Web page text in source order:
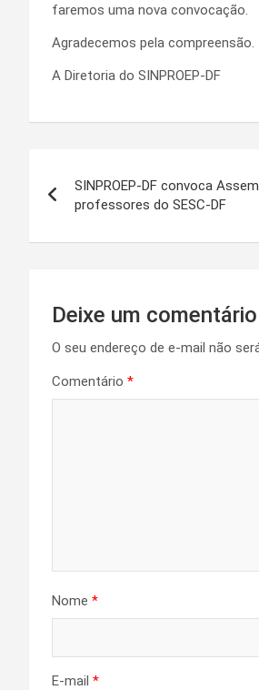
faremos uma nova convocação.
Agradecemos pela compreensão.
A Diretoria do SINPROEP-DF
de
Post
SINPROEP-DF convoca
professores do SESC-DF
Deixe um comentário
O seu endereço de e-mail não
Comentário *
Nome *
E-mail *